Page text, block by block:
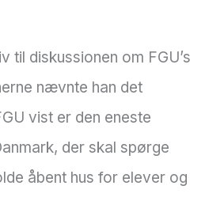
til diskussionen om FGU’s
nævnte han det
vist er den eneste
der skal spørge
åbent hus for elever og